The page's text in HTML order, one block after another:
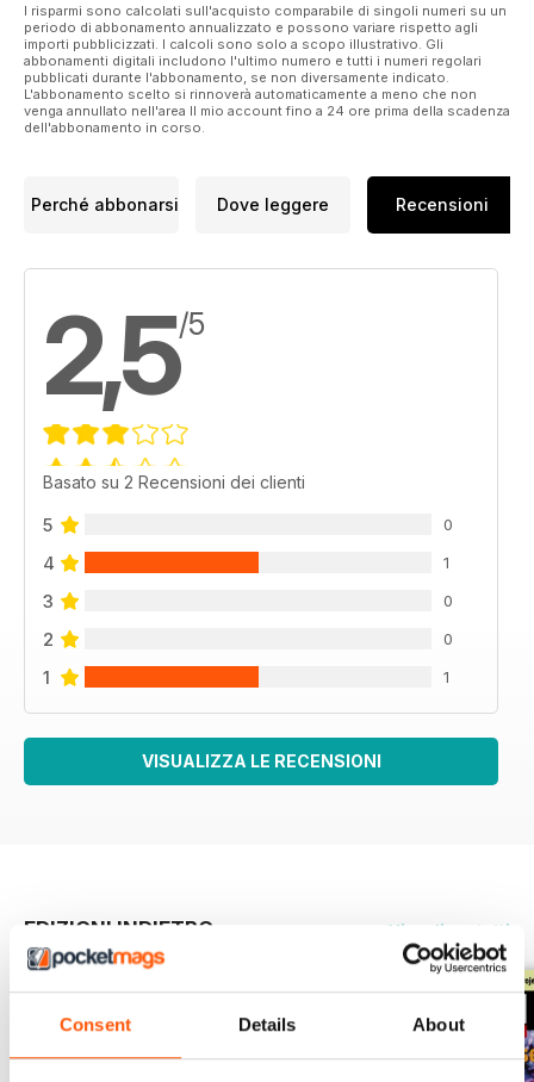
Consent Details About
I risparmi sono calcolati sull'acquisto comparabile di singoli numeri su un
periodo di abbonamento annualizzato e possono variare rispetto agli
importi pubblicizzati. I calcoli sono solo a scopo illustrativo. Gli
abbonamenti digitali includono l'ultimo numero e tutti i numeri regolari
pubblicati durante l'abbonamento, se non diversamente indicato.
L'abbonamento scelto si rinnoverà automaticamente a meno che non
venga annullato nell'area Il mio account fino a 24 ore prima della scadenza
dell'abbonamento in corso.
Perché abbonarsi Dove leggere Recensioni
2,5/5
Basato su 2 Recensioni dei clienti
5 0
4 1
3 0
2 0
1 1
VISUALIZZA LE RECENSIONI
EDIZIONI INDIETRO Visualizza tutti